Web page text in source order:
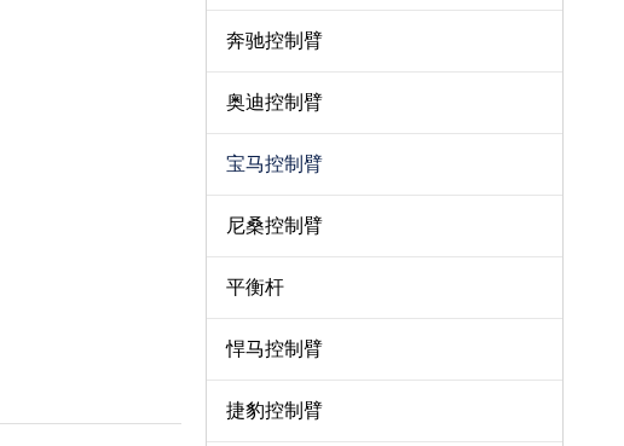
奔驰控制臂
奥迪控制臂
宝马控制臂
尼桑控制臂
平衡杆
悍马控制臂
捷豹控制臂